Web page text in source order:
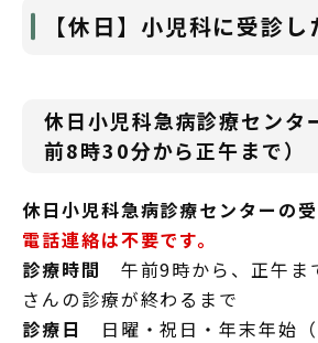
【休日】小児科に受診
休日小児科急病診療センタ
前8時30分から正午まで）
休日小児科急病診療センターの
電話連絡は不要です。
診療時間
午前9時から、正午ま
さんの診療が終わるまで
診療日 日曜・祝日・年末年始